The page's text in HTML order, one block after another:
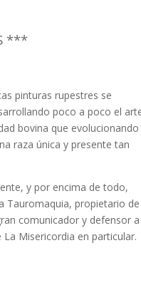
***
pinturas rupestres se
poco a poco el
bovina que evolucionando
raza única y presente tan
y por encima de todo,
Tauromaquia, propietario de
comunicador y defensor a
Misericordia en particular.